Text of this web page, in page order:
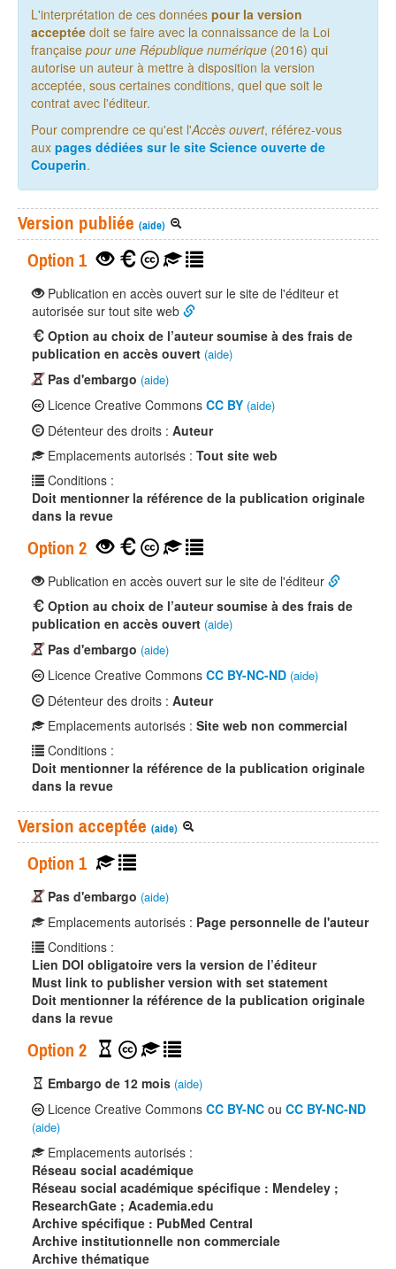
L'interprétation de ces données pour la version
acceptée doit se faire avec la connaissance de la Loi
française pour une République numérique (2016) qui
autorise un auteur à mettre à disposition la version
acceptée, sous certaines conditions, quel que soit le
contrat avec l'éditeur.
Pour comprendre ce qu'est l'Accès ouvert, référez-vous
aux pages dédiées sur le site Science ouverte de
Couperin.
Version publiée (aide)
Option 1
Publication en accès ouvert sur le site de l'éditeur et
autorisée sur tout site web
Option au choix de l’auteur soumise à des frais de
publication en accès ouvert (aide)
Pas d'embargo (aide)
Licence Creative Commons CC BY (aide)
Détenteur des droits : Auteur
Emplacements autorisés : Tout site web
Conditions :
Doit mentionner la référence de la publication originale
dans la revue
Option 2
Publication en accès ouvert sur le site de l'éditeur
Option au choix de l’auteur soumise à des frais de
publication en accès ouvert (aide)
Pas d'embargo (aide)
Licence Creative Commons CC BY-NC-ND (aide)
Détenteur des droits : Auteur
Emplacements autorisés : Site web non commercial
Conditions :
Doit mentionner la référence de la publication originale
dans la revue
Version acceptée (aide)
Option 1
Pas d'embargo (aide)
Emplacements autorisés : Page personnelle de l'auteur
Conditions :
Lien DOI obligatoire vers la version de l’éditeur
Must link to publisher version with set statement
Doit mentionner la référence de la publication originale
dans la revue
Option 2
Embargo de 12 mois (aide)
Licence Creative Commons CC BY-NC ou CC BY-NC-ND
(aide)
Emplacements autorisés :
Réseau social académique
Réseau social académique spécifique : Mendeley ;
ResearchGate ; Academia.edu
Archive spécifique : PubMed Central
Archive institutionnelle non commerciale
Archive thématique